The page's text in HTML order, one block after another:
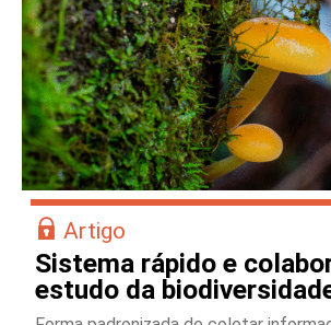
Artigo
Sistema rápido e
estudo da